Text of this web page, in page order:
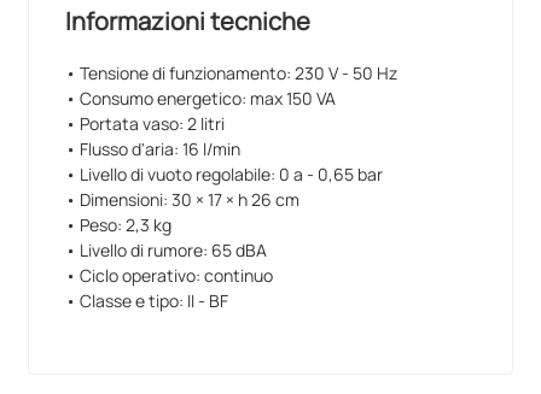
Informazioni tecniche
• Tensione di funzionamento: 230 V - 50 Hz
• Consumo energetico: max 150 VA
• Portata vaso: 2 litri
• Flusso d'aria: 16 l/min
• Livello di vuoto regolabile: 0 a - 0,65 bar
• Dimensioni: 30 × 17 × h 26 cm
• Peso: 2,3 kg
• Livello di rumore: 65 dBA
• Ciclo operativo: continuo
• Classe e tipo: II - BF